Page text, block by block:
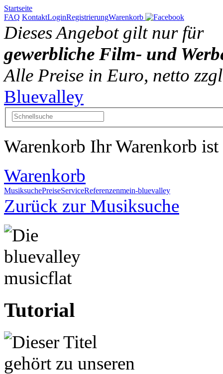
Startseite
FAQ KontaktLoginRegistrierungWarenkorb
Dieses Angebot gilt nur für
gewerbliche Film- und
Alle Preise in Euro, netto
Bluevalley
Warenkorb Ihr Warenkorb ist
Warenkorb
MusiksuchePreiseServiceReferenzenmein-bluevalley
Zurück zur Musiksuche
Tutorial